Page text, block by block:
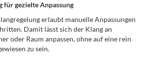
für gezielte Anpassung
erlaubt manuelle Anpassungen
Damit lässt sich der Klang an
oder Raum anpassen, ohne auf eine rein
zu sein.